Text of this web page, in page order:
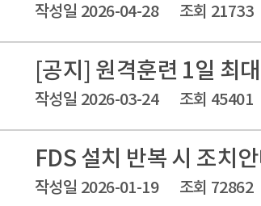
작성일 2026-04-28 조회 21733
[공지] 원격훈련 1일 최
작성일 2026-03-24 조회 45401
FDS 설치 반복 시 조치안
작성일 2026-01-19 조회 72862